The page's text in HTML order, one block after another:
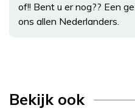
of!! Bent u er nog?? Een
ons allen Nederlanders.
Bekijk ook